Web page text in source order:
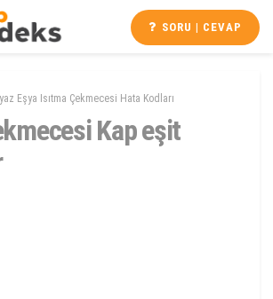
SORU | CEVAP
Eşya Isıtma Çekmecesi Hata Kodları
Kap eşit